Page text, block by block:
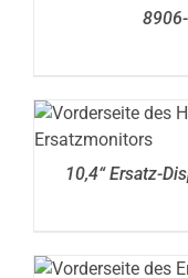
10,4“ Ersatz-